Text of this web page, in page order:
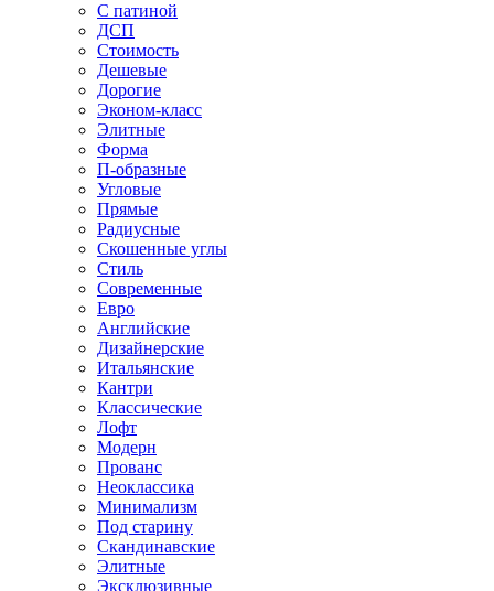
С патиной
ДСП
Стоимость
Дешевые
Дорогие
Эконом-класс
Элитные
Форма
П-образные
Угловые
Прямые
Радиусные
Скошенные углы
Стиль
Современные
Евро
Английские
Дизайнерские
Итальянские
Кантри
Классические
Лофт
Модерн
Прованс
Неоклассика
Минимализм
Под старину
Скандинавские
Элитные
Эксклюзивные